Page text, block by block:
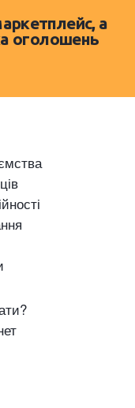
а
оголошень